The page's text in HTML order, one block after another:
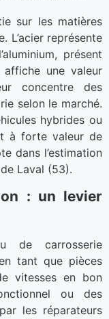
sur les matières
L’acier représente
présent
une valeur
concentre des
selon le marché.
hybrides ou
à forte valeur de
dans l’estimation
Laval (53).
: un levier
de carrosserie
tant que pièces
vitesses en bon
ou des
les réparateurs